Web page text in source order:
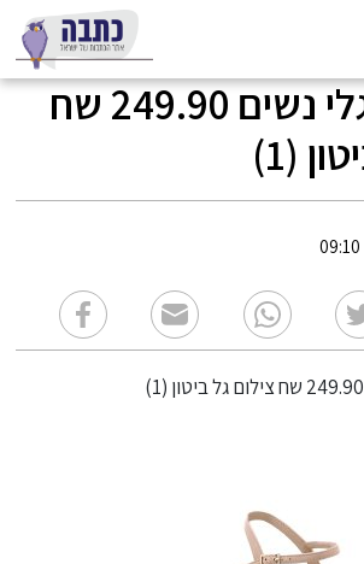
449203_גלי נשים 249.90 שח
(1)